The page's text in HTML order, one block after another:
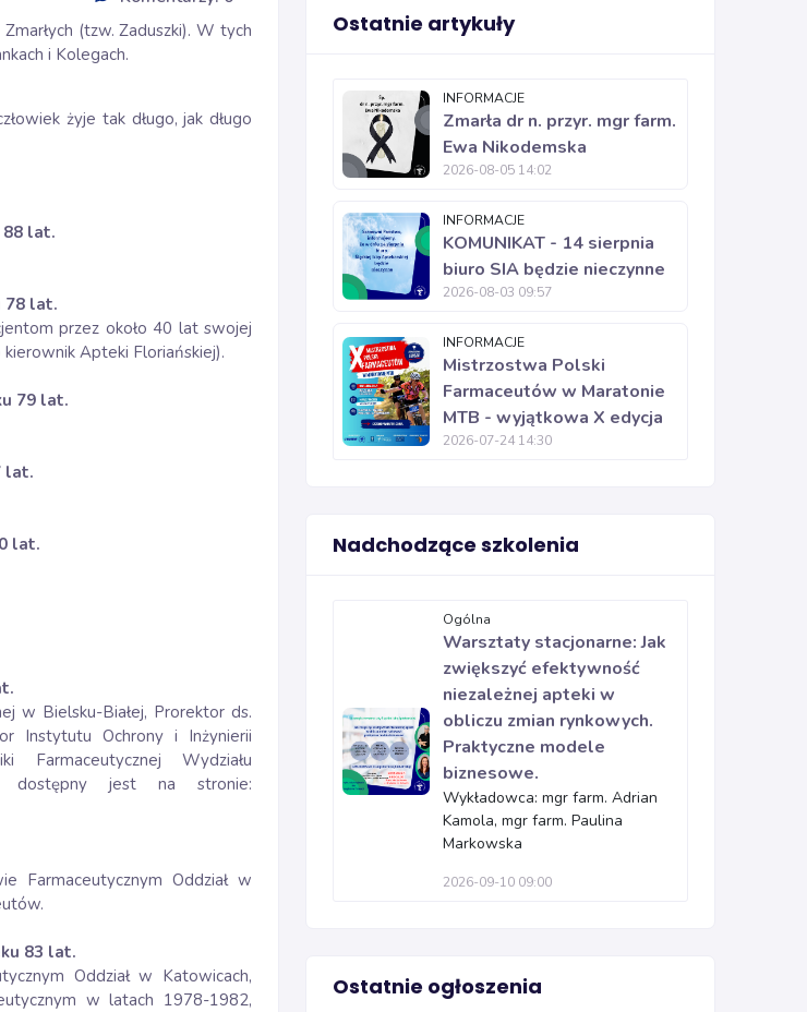
(tzw. Zaduszki). W tych
i Kolegach.
żyje tak długo, jak długo
88 lat.
78 lat.
przez około 40 lat swojej
Apteki Floriańskiej).
79 lat.
lat.
lat.
w Bielsku-Białej, Prorektor ds.
Instytutu Ochrony i Inżynierii
Wydziału
dostępny jest na stronie:
Farmaceutycznym Oddział w
83 lat.
Oddział w Katowicach,
w latach 1978-1982,
Ostatnie artykuły
INFORMACJE
Zmarła dr n. przyr. mgr farm.
Ewa Nikodemska
2026-08-05 14:02
INFORMACJE
KOMUNIKAT - 14 sierpnia
biuro SIA będzie nieczynne
2026-08-03 09:57
INFORMACJE
Mistrzostwa Polski
Farmaceutów w Maratonie
MTB - wyjątkowa X edycja
2026-07-24 14:30
Nadchodzące szkolenia
Ogólna
Warsztaty stacjonarne: Jak
zwiększyć efektywność
niezależnej apteki w
obliczu zmian rynkowych.
Praktyczne modele
biznesowe.
Wykładowca: mgr farm. Adrian
Kamola, mgr farm. Paulina
Markowska
2026-09-10 09:00
Ostatnie ogłoszenia